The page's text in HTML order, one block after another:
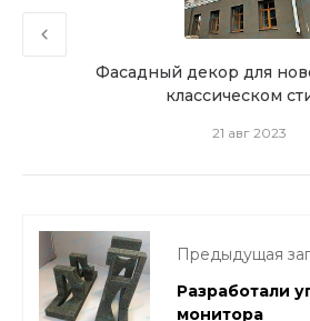
Фасадный декор для
классическом
21 авг 2023
Предыдущая
Разработали
монитора